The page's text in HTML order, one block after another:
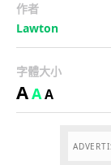
作者
Lawton
字體大小
AAA